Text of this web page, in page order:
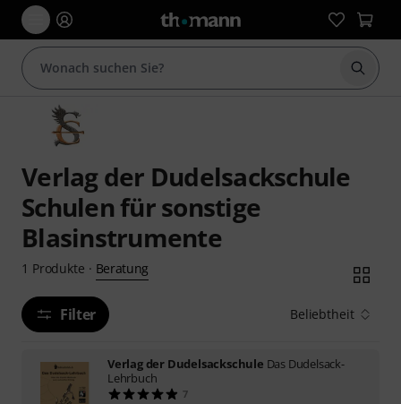
Suche
Verlag der Dudelsackschule
Schulen für sonstige
Blasinstrumente
1 Produkte · Beratung
Filter Beliebtheit
Verlag der Dudelsackschule Das Dudelsack-
Lehrbuch
7